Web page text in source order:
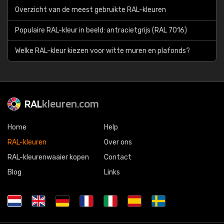
Overzicht van de meest gebruikte RAL-kleuren
Populaire RAL-kleur in beeld: antracietgrijs (RAL 7016)
Welke RAL-kleur kiezen voor witte muren en plafonds?
RALkleuren.com
Home
RAL-kleuren
RAL-kleurenwaaier kopen
Blog
Help
Over ons
Contact
Links